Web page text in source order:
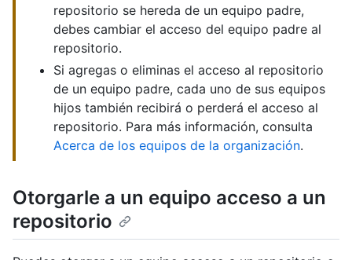
repositorio se hereda de un equipo padre,
debes cambiar el acceso del equipo padre al
repositorio.
Si agregas o eliminas el acceso al repositorio
de un equipo padre, cada uno de sus equipos
hijos también recibirá o perderá el acceso al
repositorio. Para más información, consulta
Acerca de los equipos de la organización.
Otorgarle a un equipo acceso a un
repositorio